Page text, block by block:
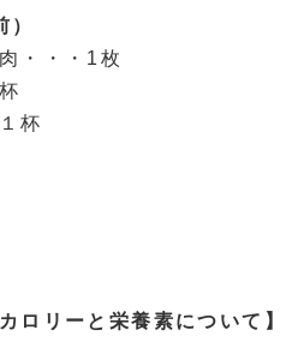
）
・・・1枚
杯
ロリーと栄養素について】